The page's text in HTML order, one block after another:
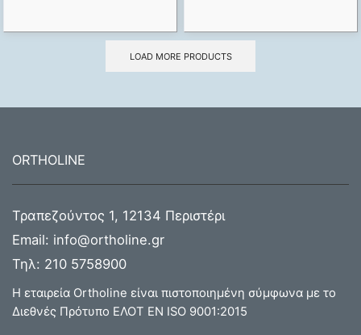
LOAD MORE PRODUCTS
ORTHOLINE
Τραπεζούντος 1, 12134 Περιστέρι
Email: info@ortholine.gr
Τηλ: 210 5758900
Η εταιρεία Ortholine είναι πιστοποιημένη σύμφωνα με το
Διεθνές Πρότυπο ΕΛΟΤ ΕΝ ISO 9001:2015